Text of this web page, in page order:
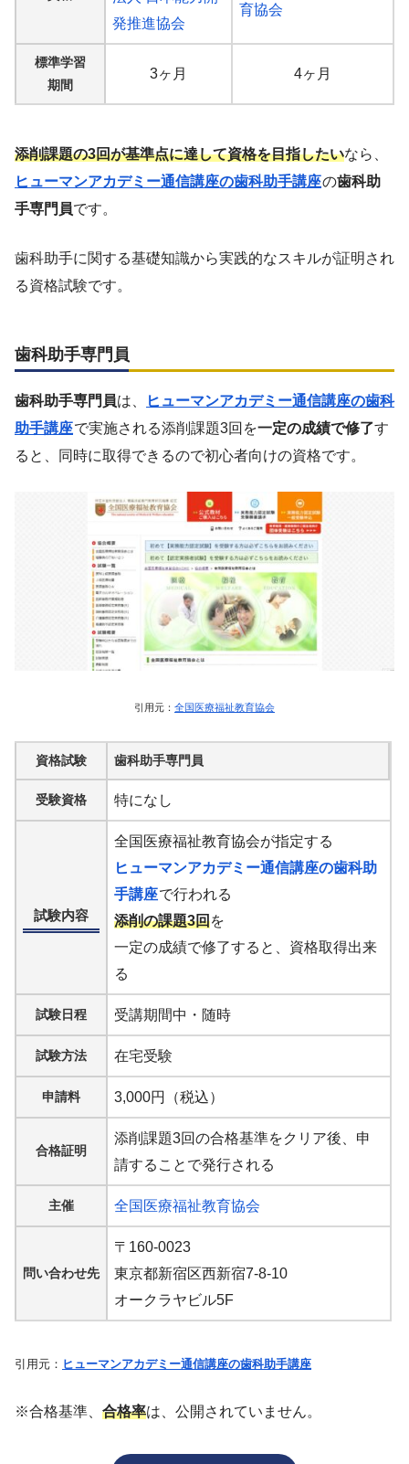
発推進協会
育協会
標準学習
期間
3ヶ月 4ヶ月
添削課題の3回が基準点に達して資格を目指したいなら、
ヒューマンアカデミー通信講座の歯科助手講座の歯科助
手専門員です。
歯科助手に関する基礎知識から実践的なスキルが証明され
る資格試験です。
歯科助手専門員
歯科助手専門員は、
ヒューマンアカデミー通信講座の歯科
助手講座で実施される添削課題3回を一定の成績で修了す
ると、同時に取得できるので初心者向けの資格です。
引用元： 全国医療福祉教育協会
資格試験 歯科助手専門員
受験資格 特になし
試験内容
全国医療福祉教育協会が指定する
ヒューマンアカデミー通信講座の歯科助
手講座で行われる
添削の課題3回を
一定の成績で修了すると、資格取得出来
る
試験日程 受講期間中・随時
試験方法 在宅受験
申請料 3,000円（税込）
合格証明
添削課題3回の合格基準をクリア後、申
請することで発行される
主催 全国医療福祉教育協会
問い合わせ先
〒160-0023
東京都新宿区西新宿7-8-10
オークラヤビル5F
引用元： ヒューマンアカデミー通信講座の歯科助手講座
※合格基準、 合格率は、公開されていません。